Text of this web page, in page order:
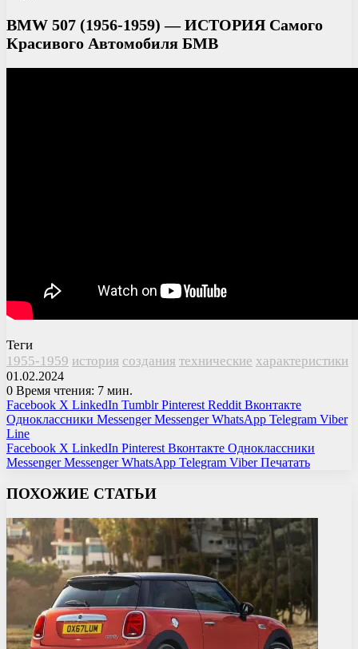
BMW 507 (1956-1959) — ИСТОРИЯ Самого
Красивого Автомобиля БМВ
Теги
1955-1959 история создания технические характеристики
01.02.2024
0 Время чтения: 7 мин.
Facebook X LinkedIn Tumblr Pinterest Reddit Вконтакте
Одноклассники Messenger Messenger WhatsApp Telegram Viber
Line
Facebook X LinkedIn Pinterest Вконтакте Одноклассники
Messenger Messenger WhatsApp Telegram Viber Печатать
ПОХОЖИЕ СТАТЬИ